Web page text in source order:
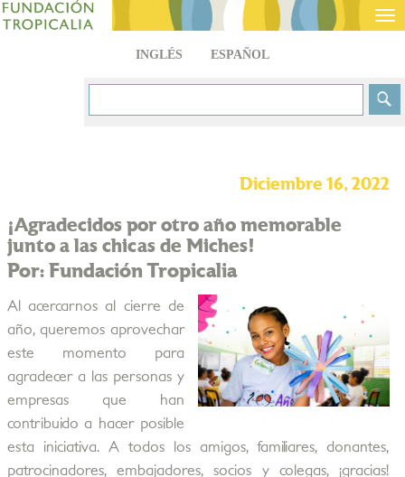
INGLÉS ESPAÑOL
Diciembre 16, 2022
¡Agradecidos por otro año memorable
junto a las chicas de Miches!
Por: Fundación Tropicalia
Al acercarnos al cierre de
año, queremos aprovechar
este momento para
agradecer a las personas y
empresas que han
contribuido a hacer posible
esta iniciativa. A todos los amigos, familiares, donantes,
patrocinadores, embajadores, socios y colegas, ¡gracias!